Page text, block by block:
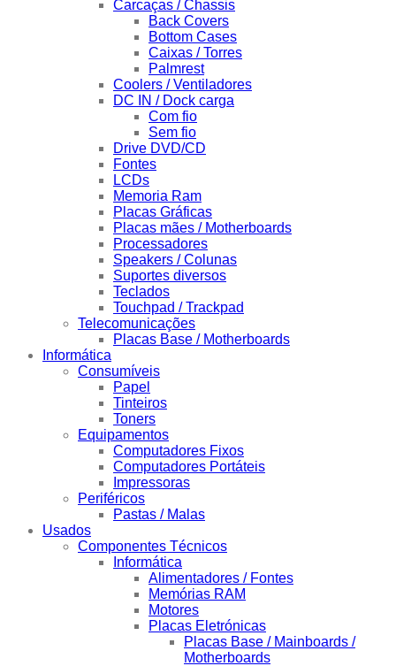
Carcaças / Chassis
Back Covers
Bottom Cases
Caixas / Torres
Palmrest
Coolers / Ventiladores
DC IN / Dock carga
Com fio
Sem fio
Drive DVD/CD
Fontes
LCDs
Memoria Ram
Placas Gráficas
Placas mães / Motherboards
Processadores
Speakers / Colunas
Suportes diversos
Teclados
Touchpad / Trackpad
Telecomunicações
Placas Base / Motherboards
Informática
Consumíveis
Papel
Tinteiros
Toners
Equipamentos
Computadores Fixos
Computadores Portáteis
Impressoras
Periféricos
Pastas / Malas
Usados
Componentes Técnicos
Informática
Alimentadores / Fontes
Memórias RAM
Motores
Placas Eletrónicas
Placas Base / Mainboards /
Motherboards